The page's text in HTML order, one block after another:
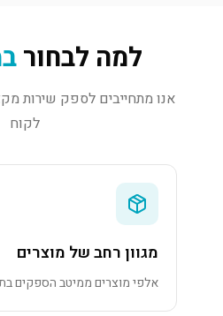
למה לבחור
אנו מתחייבים לספק שירות
לקוח
מגוון רחב של מוצרים
אלפי מוצרים ממיטב הספקים